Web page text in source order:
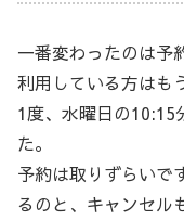
一番変わったのは予
利用している方はも
1度、水曜日の10:15
た。
予約は取りずらいで
るのと、キャンセル